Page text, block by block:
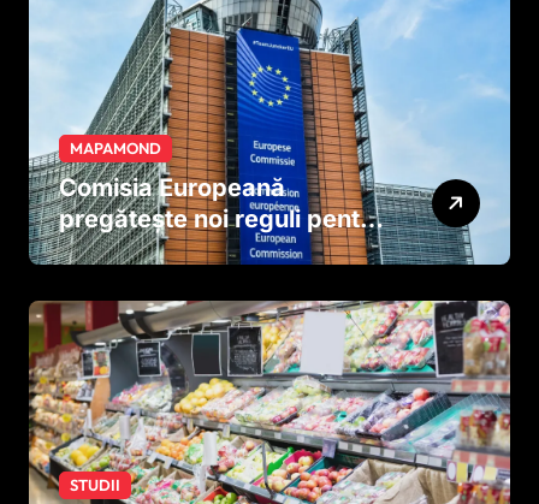
MAPAMOND
Comisia Europeană
pregătește noi reguli pentru
tutun și țigările electronice
STUDII